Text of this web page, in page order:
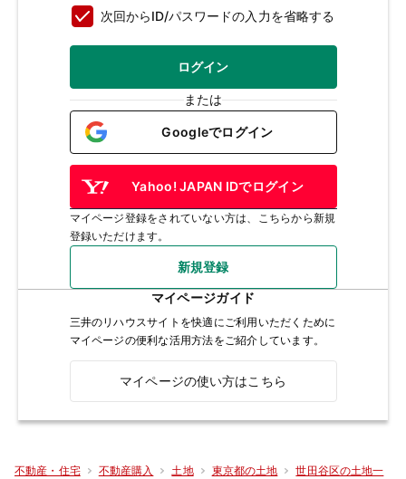
次回からID/パスワードの入力を省略する
ログイン
または
Googleでログイン
Yahoo! JAPAN IDでログイン
マイページ登録をされていない方は、こちらから新規
登録いただけます。
新規登録
マイページガイド
三井のリハウスサイトを快適にご利用いただくために
マイページの便利な活用方法をご紹介しています。
マイページの使い方はこちら
不動産・住宅 不動産購入 土地 東京都の土地 世田谷区の土地一